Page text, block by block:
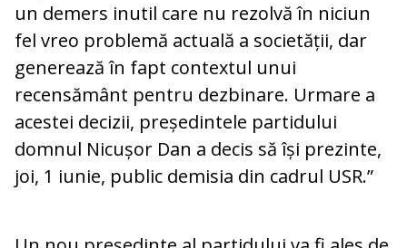
un demers inutil care nu rezolvă în niciun
fel vreo problemă actuală a societății, dar
generează în fapt contextul unui
recensământ pentru dezbinare. Urmare a
acestei decizii, președintele partidului
domnul Nicușor Dan a decis să își prezinte,
joi, 1 iunie, public demisia din cadrul USR.”